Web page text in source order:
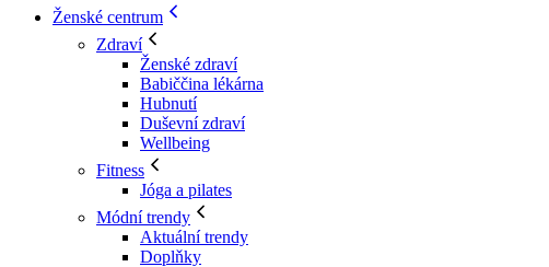
Ženské centrum
Zdraví
Ženské zdraví
Babiččina lékárna
Hubnutí
Duševní zdraví
Wellbeing
Fitness
Jóga a pilates
Módní trendy
Aktuální trendy
Doplňky